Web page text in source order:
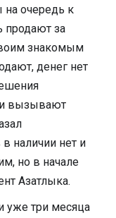
на очередь к
продают за
знакомым
денег нет
вызывают
наличии нет и
но в начале
Азатлыка.
уже три месяца